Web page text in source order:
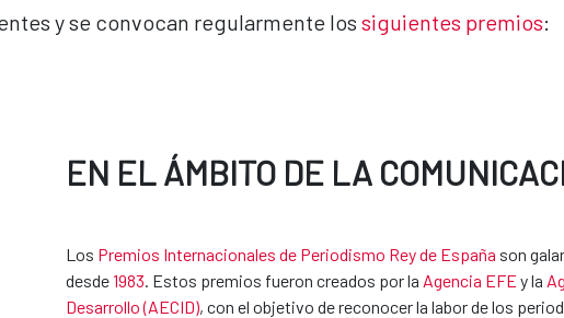
y se convocan regularmente los siguientes premios:
EN EL ÁMBITO DE LA
Los Premios Internacionales de Periodismo Rey de España son
desde1983 . Estos premios fueron creados por la Agencia EFE y la
Desarrollo (AECID), con el objetivo de reconocer la labor de los